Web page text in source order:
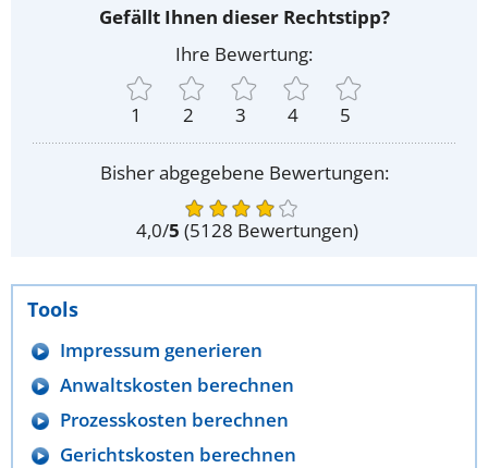
Gefällt Ihnen dieser Rechtstipp?
Ihre Bewertung:
1 2 3 4 5
Bisher abgegebene Bewertungen:
4,0/5 (5128 Bewertungen)
Tools
Impressum generieren
Anwaltskosten berechnen
Prozesskosten berechnen
Gerichtskosten berechnen